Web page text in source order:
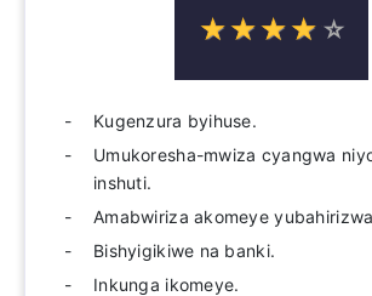
☆☆☆☆ ☆
★★★★ ★
Kugenzura byihuse.
Umukoresha-mwiza cyangwa
inshuti.
Amabwiriza akomeye
Bishyigikiwe na banki.
Inkunga ikomeye.